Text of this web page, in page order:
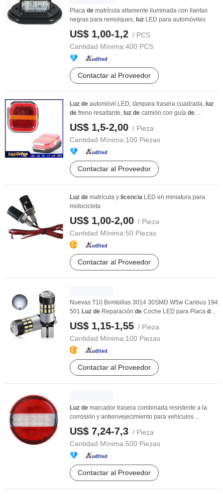
Placa de matrícula altamente iluminada con llantas
negras para remolques, luz LED para automóviles
US$ 1,00-1,2 / PCS
Cantidad Mínima:400 PCS
Contactar al Proveedor
Luz de automóvil LED, lámpara trasera cuadrada, luz
de freno resaltante, luz de camión con guía de ...
US$ 1,5-2,00 / Pieza
Cantidad Mínima:100 Piezas
Contactar al Proveedor
Luz de matrícula y licencia LED en miniatura para
motocicleta
US$ 1,00-2,00 / Pieza
Cantidad Mínima:50 Piezas
Contactar al Proveedor
Nuevas T10 Bombillas 3014 30SMD W5w Canbus 194
501 Luz de Reparación de Coche LED para Placa de
US$ 1,15-1,55 / Pieza
Cantidad Mínima:100 Piezas
Contactar al Proveedor
Luz de marcador trasera combinada resistente a la
corrosión y antienvejecimiento para vehículos ...
US$ 7,24-7,3 / Pieza
Cantidad Mínima:500 Piezas
Contactar al Proveedor